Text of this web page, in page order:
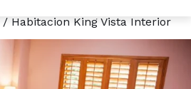
/ Habitacion King Vista Interior